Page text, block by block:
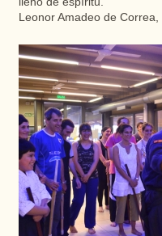
Leonor Amadeode Correa,